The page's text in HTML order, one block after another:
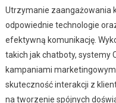
Utrzymanie zaangażowania
odpowiednie technologie
efektywną komunikację.
takich jak chatboty, systemy
kampaniami
skuteczność interakcji z
na tworzenie spójnych